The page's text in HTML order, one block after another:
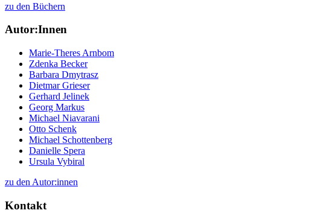
zu den Büchern
Autor:Innen
Marie-Theres Arnbom
Zdenka Becker
Barbara Dmytrasz
Dietmar Grieser
Gerhard Jelinek
Georg Markus
Michael Niavarani
Otto Schenk
Michael Schottenberg
Danielle Spera
Ursula Vybiral
zu den Autor:innen
Kontakt